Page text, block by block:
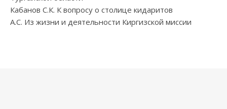
Кабанов С.К. К вопросу о столице кидаритов
А.С. Из жизни и деятельности Киргизской миссии